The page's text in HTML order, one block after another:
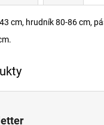
cm, hrudník 80-86 cm,